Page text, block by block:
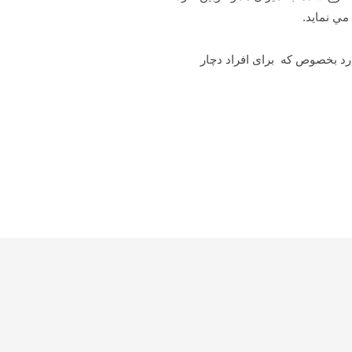
نمايد.
بخصوص که برای افراد دچار